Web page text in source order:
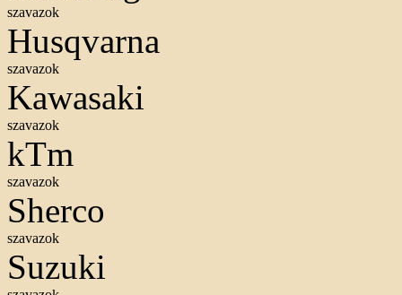
szavazok
Husqvarna
szavazok
Kawasaki
szavazok
kTm
szavazok
Sherco
szavazok
Suzuki